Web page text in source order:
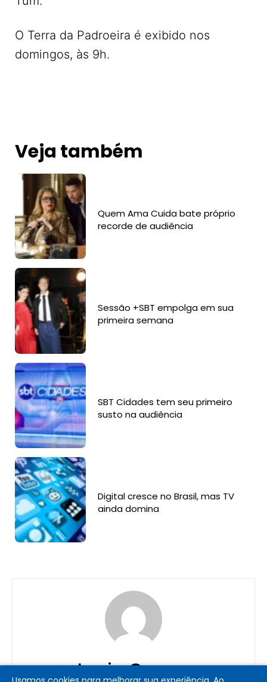
O Terra da Padroeira é exibido nos
domingos, às 9h.
Veja também
Quem Ama Cuida bate próprio
recorde de audiência
Sessão +SBT empolga em sua
primeira semana
SBT Cidades tem seu primeiro
susto na audiência
Digital cresce no Brasil, mas TV
ainda domina
Lucia Correa